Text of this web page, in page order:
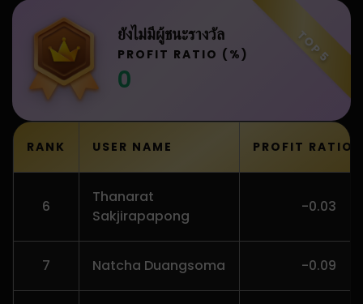
ยังไม่มีผู้ชนะรางวัล
PROFIT RATIO (%)
0
TOP 5
RANK USER NAME PROFIT RATIO
6
Thanarat
Sakjirapapong
-0.03
7 Natcha Duangsoma -0.09